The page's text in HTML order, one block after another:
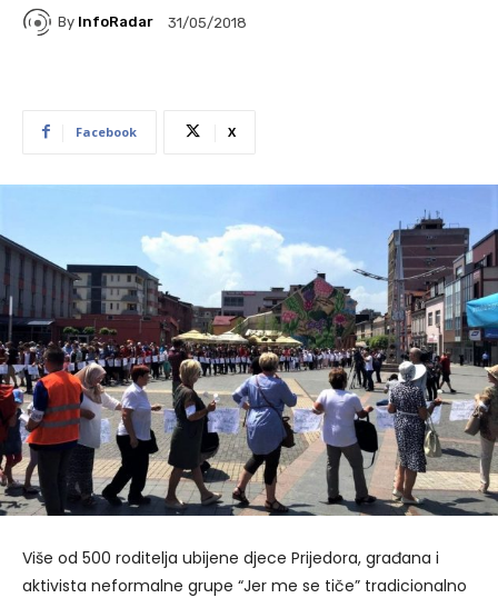
By InfoRadar 31/05/2018
Facebook X
Više od 500 roditelja ubijene djece Prijedora, građana i
aktivista neformalne grupe “Jer me se tiče” tradicionalno